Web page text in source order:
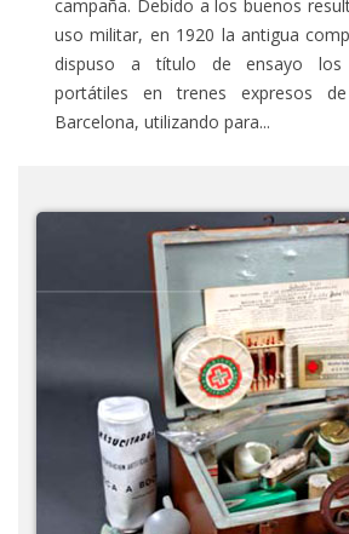
campaña. Debido a los buenos
uso militar, en 1920 la antigua
dispuso a título de ensayo los
portátiles en trenes expresos
Barcelona, utilizando para...